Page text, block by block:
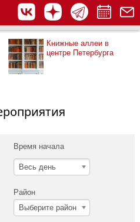
Книжные аллеи в
центре Петербурга
Время начала
Весь день
Район
Выберите район